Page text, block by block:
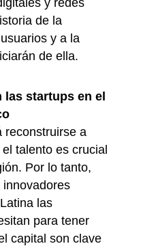
de la
y a la
de ella.
las startups en el
reconstruirse a
talento es crucial
Por lo tanto,
las
para tener
capital son clave